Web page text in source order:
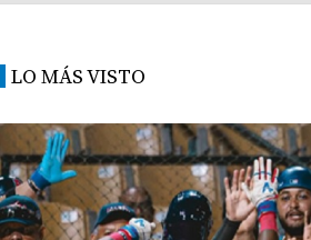
LO MÁS VISTO